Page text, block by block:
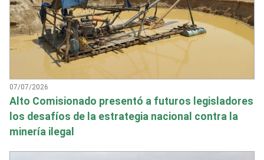
07/07/2026
Alto Comisionado presentó a futuros legisladores
los desafíos de la estrategia nacional contra la
minería ilegal